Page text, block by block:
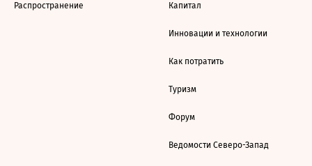
Распространение Капитал
Инновации и технологии
Как потратить
Туризм
Форум
Ведомости Северо-Запад